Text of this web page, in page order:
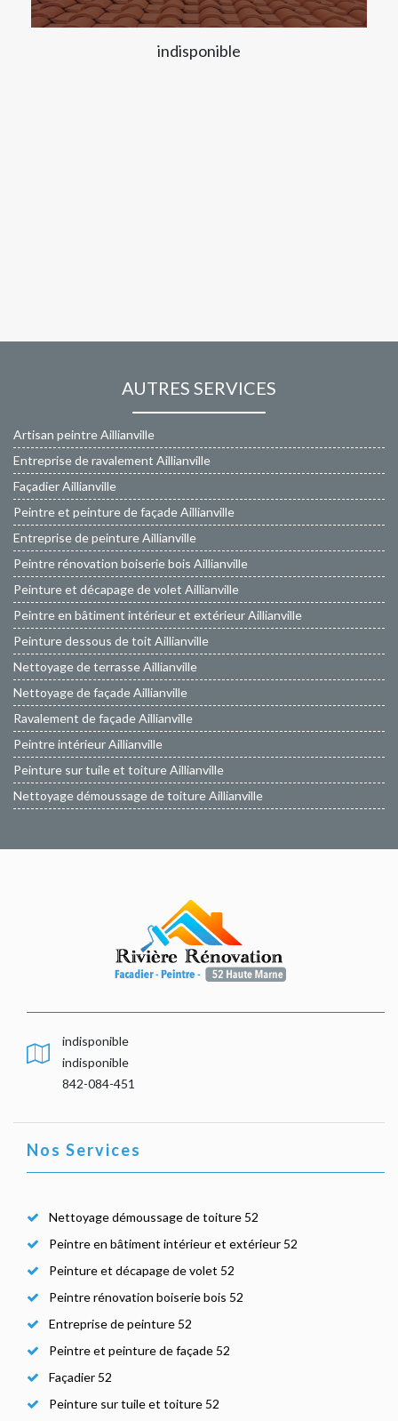
indisponible
AUTRES SERVICES
Artisan peintre Aillianville
Entreprise de ravalement Aillianville
Façadier Aillianville
Peintre et peinture de façade Aillianville
Entreprise de peinture Aillianville
Peintre rénovation boiserie bois Aillianville
Peinture et décapage de volet Aillianville
Peintre en bâtiment intérieur et extérieur Aillianville
Peinture dessous de toit Aillianville
Nettoyage de terrasse Aillianville
Nettoyage de façade Aillianville
Ravalement de façade Aillianville
Peintre intérieur Aillianville
Peinture sur tuile et toiture Aillianville
Nettoyage démoussage de toiture Aillianville
indisponible
indisponible
842-084-451
Nos Services
Nettoyage démoussage de toiture 52
Peintre en bâtiment intérieur et extérieur 52
Peinture et décapage de volet 52
Peintre rénovation boiserie bois 52
Entreprise de peinture 52
Peintre et peinture de façade 52
Façadier 52
Peinture sur tuile et toiture 52